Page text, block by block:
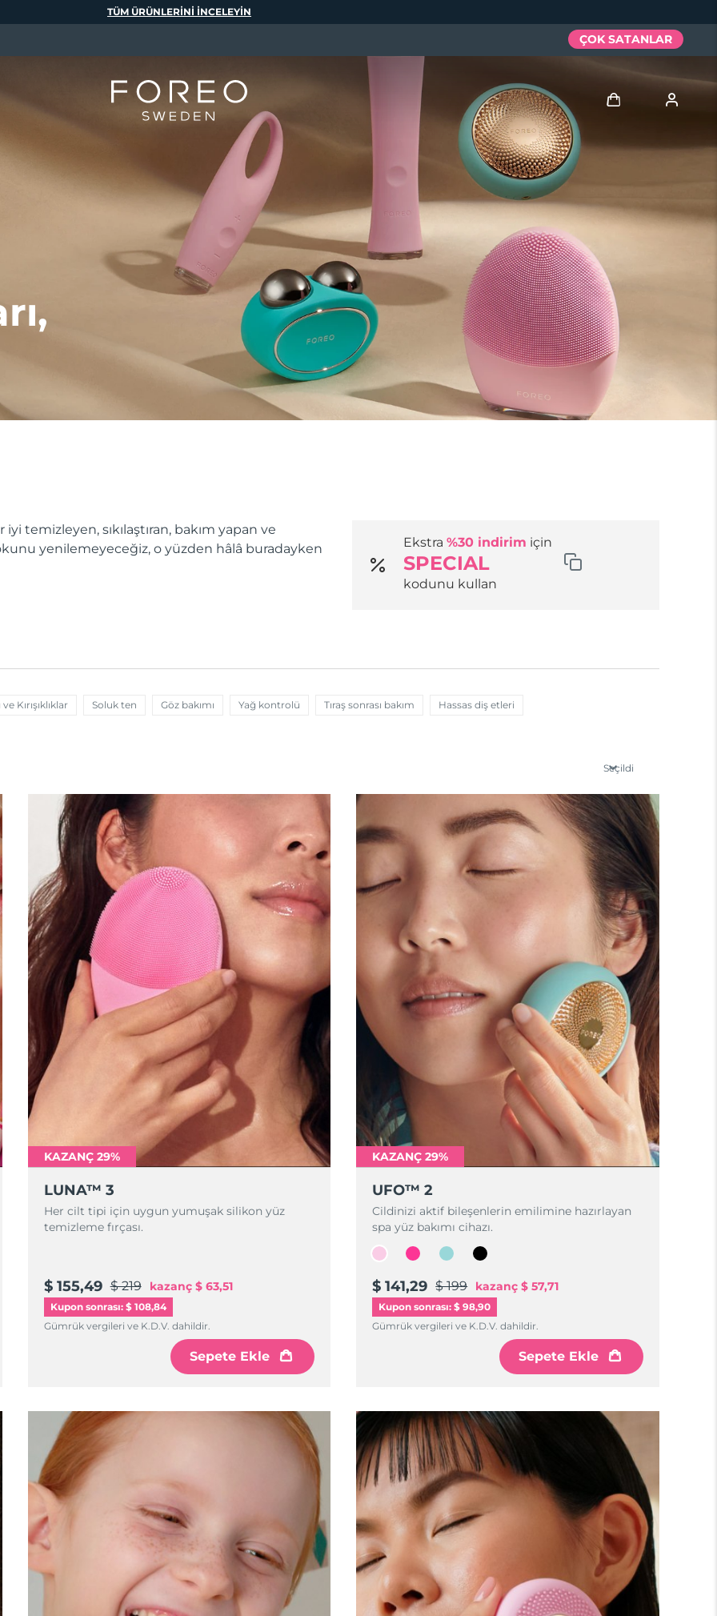
temizleyen, sıkılaştıran, bakım yapan ve
yenilemeyeceğiz, o yüzden hâlâ buradayken
Ekstra %30 indirim için
SPECIAL
kodunu kullan
Kırışıklıklar Soluk ten Göz bakımı Yağ kontrolü Tıraş sonrası bakım Hassas diş etleri
Seçildi
KAZANÇ 29%
LUNA™ 3
Her cilt tipi için uygun yumuşak silikon yüz
temizleme fırçası.
$ 155,49 $ 219 kazanç $ 63,51
Kupon sonrası: $ 108,84
Gümrük vergileri ve K.D.V. dahildir.
Sepete Ekle
KAZANÇ 29%
UFO™ 2
Cildinizi aktif bileşenlerin emilimine hazırlayan
spa yüz bakımı cihazı.
$ 141,29 $ 199 kazanç $ 57,71
Kupon sonrası: $ 98,90
Gümrük vergileri ve K.D.V. dahildir.
Sepete Ekle
TÜM ÜRÜNLERINI INCELEYIN
ÇOK SATANLAR
Giriş
Cihazlarım
Aboneliklerim